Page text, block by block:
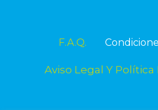
F.A.Q.
Aviso Legal Y Política